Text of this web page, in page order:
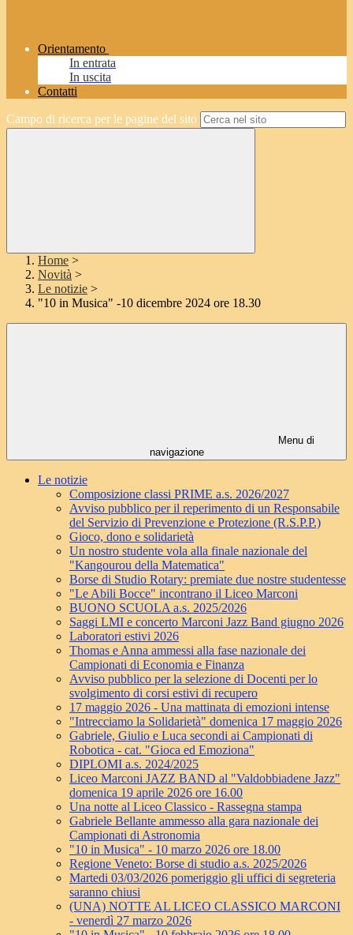
Orientamento
In entrata
In uscita
Contatti
Campo di ricerca per le pagine del sito
Home >
Novità >
Le notizie >
"10 in Musica" -10 dicembre 2024 ore 18.30
Menu di
navigazione
Le notizie
Composizione classi PRIME a.s. 2026/2027
Avviso pubblico per il reperimento di un Responsabile
del Servizio di Prevenzione e Protezione (R.S.P.P.)
Gioco, dono e solidarietà
Un nostro studente vola alla finale nazionale del
"Kangourou della Matematica"
Borse di Studio Rotary: premiate due nostre studentesse
"Le Abili Bocce" incontrano il Liceo Marconi
BUONO SCUOLA a.s. 2025/2026
Saggi LMI e concerto Marconi Jazz Band giugno 2026
Laboratori estivi 2026
Thomas e Anna ammessi alla fase nazionale dei
Campionati di Economia e Finanza
Avviso pubblico per la selezione di Docenti per lo
svolgimento di corsi estivi di recupero
17 maggio 2026 - Una mattinata di emozioni intense
"Intrecciamo la Solidarietà" domenica 17 maggio 2026
Gabriele, Giulio e Luca secondi ai Campionati di
Robotica - cat. "Gioca ed Emoziona"
DIPLOMI a.s. 2024/2025
Liceo Marconi JAZZ BAND al "Valdobbiadene Jazz"
domenica 19 aprile 2026 ore 16.00
Una notte al Liceo Classico - Rassegna stampa
Gabriele Bellante ammesso alla gara nazionale dei
Campionati di Astronomia
"10 in Musica" - 10 marzo 2026 ore 18.00
Regione Veneto: Borse di studio a.s. 2025/2026
Martedi 03/03/2026 pomeriggio gli uffici di segreteria
saranno chiusi
(UNA) NOTTE AL LICEO CLASSICO MARCONI
- venerdì 27 marzo 2026